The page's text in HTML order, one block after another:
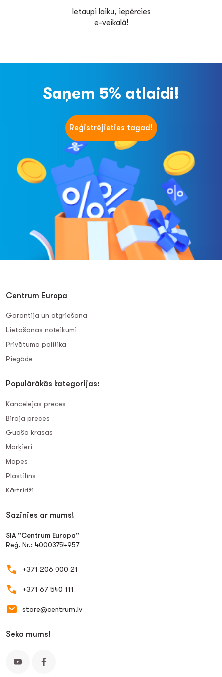
Ietaupi laiku, iepērcies
e-veikalā!
Saņem 5% atlaidi!
Reģistrējieties tagad!
Centrum Europa
Garantija un atgriešana
Lietošanas noteikumi
Privātuma politika
Piegāde
Populārākās kategorijas:
Kancelejas preces
Biroja preces
Guaša krāsas
Marķieri
Mapes
Plastilīns
Kārtridži
Sazinies ar mums!
SIA "Centrum Europa"
Reģ. Nr.: 40003754957
+371 206 000 21
+371 67 540 111
store@centrum.lv
Seko mums!